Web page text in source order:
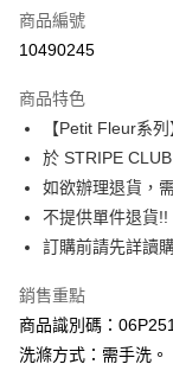
合作金庫商業銀行
上海商業儲蓄銀行
臺灣中小企業銀行
匯豐（台灣）商業銀
聯邦商業銀行
元大商業銀行
玉山商業銀行
台灣樂天信用卡公司
超商取貨付款
LINE Pay
Apple Pay
街口支付
悠遊付
Google Pay
相關說明
【大哥付你分期使用
1.本服務由台灣大哥大
AFTEE先享後付
商品編號
10490245
商品特色
【Petit Fleur系列
於 STRIPE
如欲辦理退貨，
不提供單件退貨!!
訂購前請先詳讀
銷售重點
商品識別碼：
洗滌方式：需手洗。